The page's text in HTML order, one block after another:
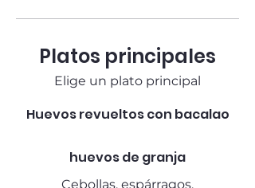
Platos principales
Elige un plato principal
Huevos revueltos con bacalao
huevos de granja
Cebollas, espárragos,